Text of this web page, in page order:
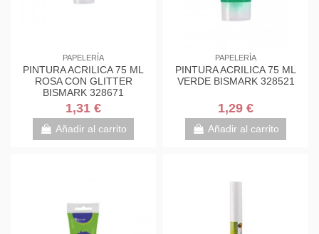
PAPELERÍA
PINTURA ACRILICA 75 ML
ROSA CON GLITTER
BISMARK 328671
1,31 €
Añadir al carrito
PAPELERÍA
PINTURA ACRILICA 75 ML
VERDE BISMARK 328521
1,29 €
Añadir al carrito